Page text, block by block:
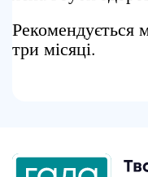
Рекомендується
три місяці.